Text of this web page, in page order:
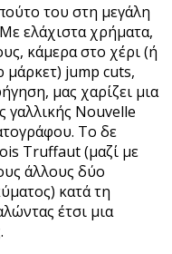
του στη μεγάλη
ελάχιστα χρήματα,
κάμερα στο χέρι (ή
μάρκετ) jump cuts,
μας χαρίζει μια
γαλλικής Nouvelle
Το δε
Truffaut (μαζί με
άλλους δύο
κατά τη
έτσι μια